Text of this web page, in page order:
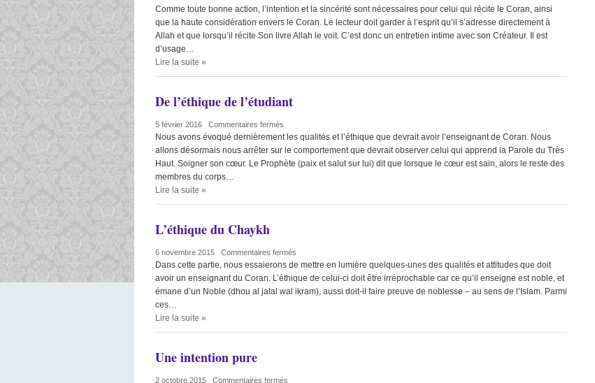
Comme toute bonne action, l’intention et la sincérité sont nécessaires pour celui qui récite le Coran, ainsi
que la haute considération envers le Coran. Le lecteur doit garder à l’esprit qu’il s’adresse directement à
Allah et que lorsqu’il récite Son livre Allah le voit. C’est donc un entretien intime avec son Créateur. Il est
d’usage…
Lire la suite »
De l’éthique de l’étudiant
5 février 2016 Commentaires fermés
Nous avons évoqué dernièrement les qualités et l’éthique que devrait avoir l’enseignant de Coran. Nous
allons désormais nous arrêter sur le comportement que devrait observer celui qui apprend la Parole du Très
Haut. Soigner son cœur. Le Prophète (paix et salut sur lui) dit que lorsque le cœur est sain, alors le reste des
membres du corps…
Lire la suite »
L’éthique du Chaykh
6 novembre 2015 Commentaires fermés
Dans cette partie, nous essaierons de mettre en lumière quelques-unes des qualités et attitudes que doit
avoir un enseignant du Coran. L’éthique de celui-ci doit être irréprochable car ce qu’il enseigne est noble, et
émane d’un Noble (dhou al jalal wal ikram), aussi doit-il faire preuve de noblesse – au sens de l’Islam. Parmi
ces…
Lire la suite »
Une intention pure
2 octobre 2015 Commentaires fermés